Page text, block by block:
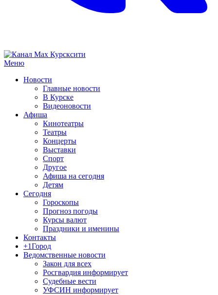
Меню
Новости
Главные новости
В Курске
Видеоновости
Афиша
Кинотеатры
Театры
Концерты
Выставки
Спорт
Другое
Афиша на сегодня
Детям
Сегодня
Гороскопы
Прогноз погоды
Курсы валют
Праздники и именины
Контакты
+1Город
Ведомственные новости
Закон для всех
Росгвардия информирует
Судебные вести
УФСИН информирует